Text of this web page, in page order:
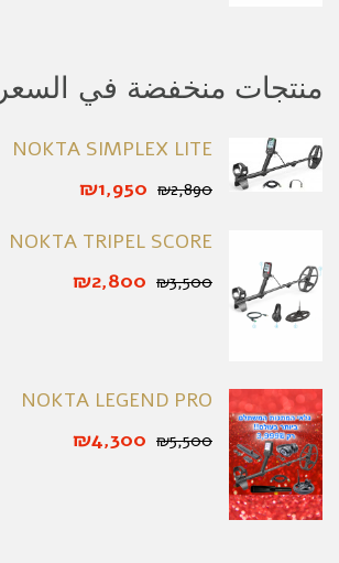
منتجات منخفضة في السعر
NOKTA SIMPLEX LITE
₪2,890
₪1,950
NOKTA TRIPEL SCORE
₪3,500
₪2,800
NOKTA LEGEND PRO
₪5,500
₪4,300